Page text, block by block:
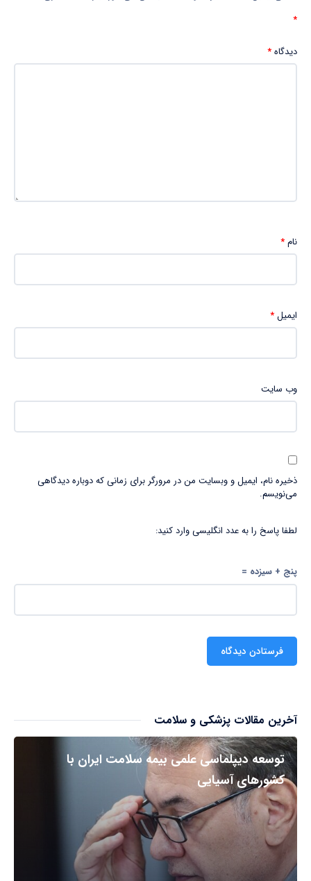
*
دیدگاه*
نام*
ایمیل*
وب‌ سایت
ذخیره نام، ایمیل و وبسایت من در مرورگر برای زمانی که دوباره دیدگاهی
می‌نویسم.
لطفا پاسخ را به عدد انگلیسی وارد کنید:
پنج + سیزده =
آخرین مقالات پزشکی و سلامت
توسعه دیپلماسی علمی بیمه سلامت ایران با
کشورهای آسیایی